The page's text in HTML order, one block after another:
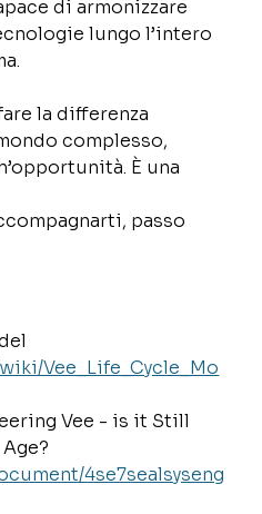
di armonizzare
lungo l’intero
la differenza
complesso,
È una
passo
Vee_Life_Cycle_Mo
Vee - is it Still
4se7sealsyseng